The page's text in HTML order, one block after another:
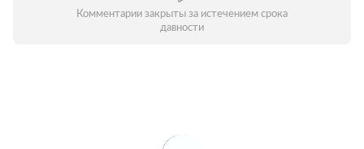
Комментарии закрыты за истечением срока
давности